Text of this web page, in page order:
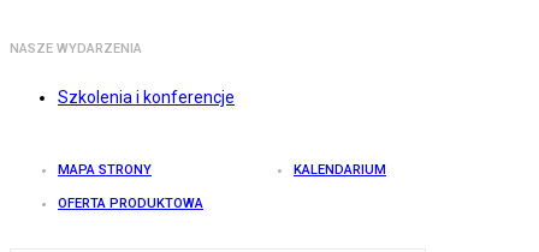
NASZE WYDARZENIA
Szkolenia i konferencje
MAPA STRONY KALENDARIUM
OFERTA PRODUKTOWA